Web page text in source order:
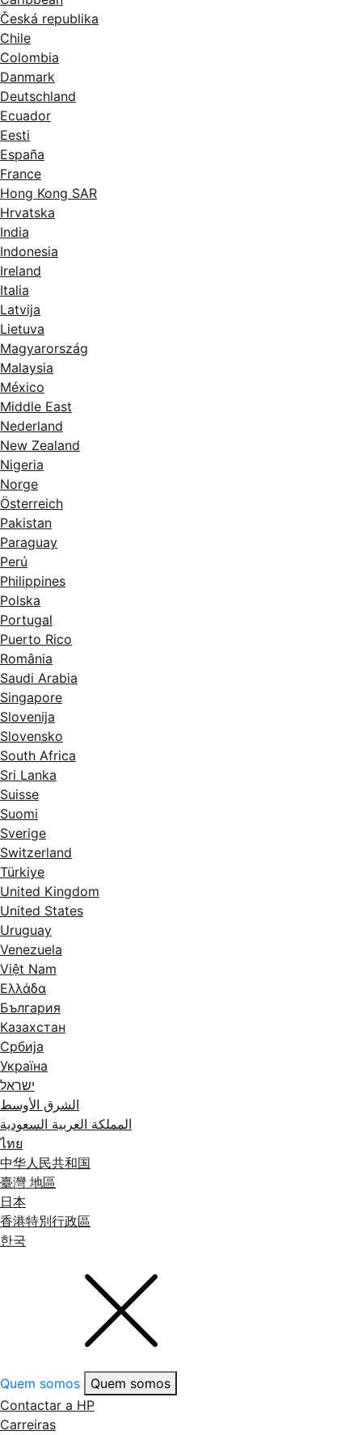
Česká republika
Chile
Colombia
Danmark
Deutschland
Ecuador
Eesti
España
France
Hong Kong SAR
Hrvatska
India
Indonesia
Ireland
Italia
Latvija
Lietuva
Magyarország
Malaysia
México
Middle East
Nederland
New Zealand
Nigeria
Norge
Österreich
Pakistan
Paraguay
Perú
Philippines
Polska
Portugal
Puerto Rico
România
Saudi Arabia
Singapore
Slovenija
Slovensko
South Africa
Sri Lanka
Suisse
Suomi
Sverige
Switzerland
Türkiye
United Kingdom
United States
Uruguay
Venezuela
Việt Nam
Ελλάδα
България
Казахстан
Србија
Україна
ישראל
الشرق الأوسط
المملكة العربية السعودية
ไทย
中华人民共和国
臺灣 地區
日本
香港特別行政區
한국
Quem somos
Quem somos
Contactar a HP
Carreiras